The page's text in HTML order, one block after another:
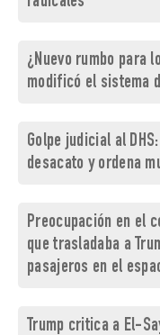
¿Nuevo rumbo para
modificó el sistema
Golpe judicial al
desacato y ordena
Preocupación en el
que trasladaba a
pasajeros en el
Trump critica a El-